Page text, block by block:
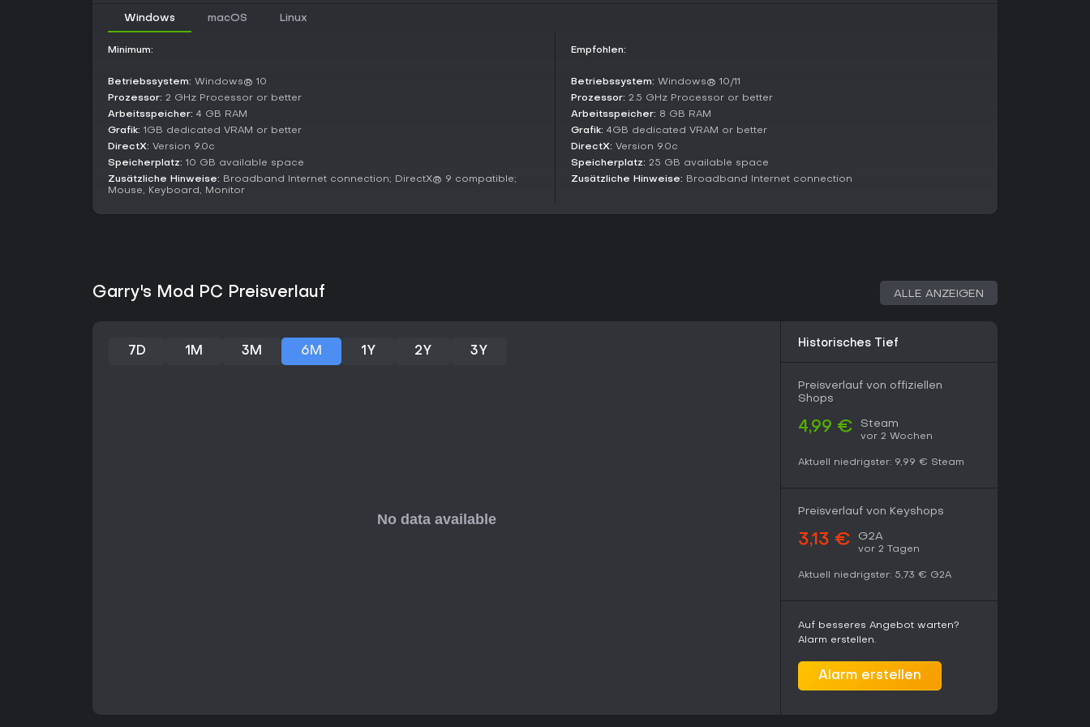
Nutzern) begeistert Garry's Mod kreative Köpfe. Über 25 Millionen verkaufte
Kompatibilität mit moderner Hardware, inklusive Steam Deck.
für Bauen, Modden oder chaotisches Multiplayer-Spaß ist es unschlagbar. Der
niedrige Einstieg und freie Community-Inhalte machen es zur Top-Wahl für PC-
Gamer auf der Suche nach einer mitspielerisch wachsenden Sandbox.
Windows macOS Linux
Minimum:
Betriebssystem: Windows® 10
Prozessor: 2 GHz Processor or better
Arbeitsspeicher: 4 GB RAM
Grafik: 1GB dedicated VRAM or better
DirectX: Version 9.0c
Speicherplatz: 10 GB available space
Zusätzliche Hinweise: Broadband Internet connection; DirectX® 9 compatible;
Mouse, Keyboard, Monitor
Empfohlen:
Betriebssystem: Windows® 10/11
Prozessor: 2.5 GHz Processor or better
Arbeitsspeicher: 8 GB RAM
Grafik: 4GB dedicated VRAM or better
DirectX: Version 9.0c
Speicherplatz: 25 GB available space
Zusätzliche Hinweise: Broadband Internet connection
Garry's Mod PC Preisverlauf ALLE ANZEIGEN
7D 1M 3M 6M 1Y 2Y 3Y
Historisches Tief
Preisverlauf von offiziellen
Shops
4,99 € Steam
vor 2 Wochen
Aktuell niedrigster: 9,99 € Steam
Preisverlauf von Keyshops
3,13 € G2A
vor 2 Tagen
Aktuell niedrigster: 5,73 € G2A
Auf besseres Angebot warten?
Alarm erstellen.
Alarm erstellen